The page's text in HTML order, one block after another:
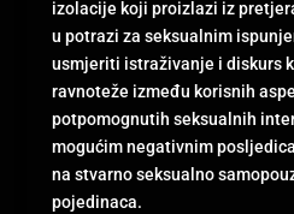
izolacije koji proizlazi iz
u potrazi za seksualnim
usmjeriti istraživanje i diskurs
ravnoteže između korisnih
potpomognutih seksualnih
mogućim negativnim
na stvarno seksualno
pojedinaca.